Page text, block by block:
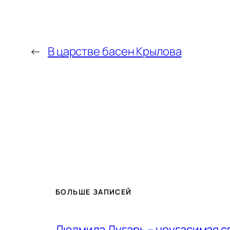
← В царстве басен Крылова
БОЛЬШЕ ЗАПИСЕЙ